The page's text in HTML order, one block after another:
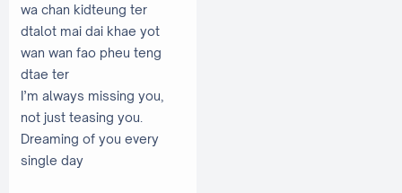
wa chan kidteung ter
dtalot mai dai khae yot
wan wan fao pheu teng
dtae ter
I’m always missing you,
not just teasing you.
Dreaming of you every
single day